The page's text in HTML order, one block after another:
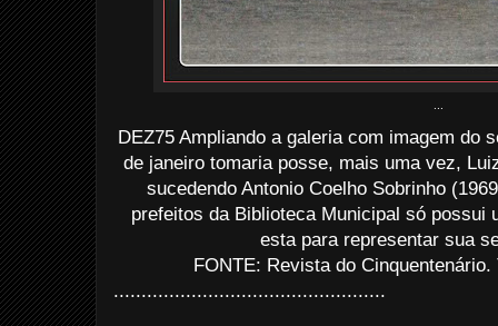
DEZ75 Ampliando a galeria com imagem do
de janeiro tomaria posse, mais uma vez,
sucedendo Antonio Coelho Sobrinho
prefeitos da Biblioteca Municipal só possui
esta para representar sua
FONTE: Revista do
.................................................